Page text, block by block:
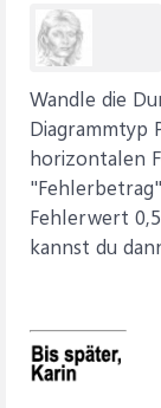
Wandle die
Diagrammtyp
horizontalen
Fehlerwert
kannst du